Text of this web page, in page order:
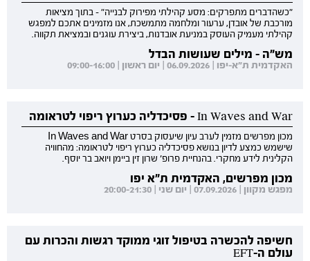
"כשהדברים מתפרקים: מסע קהילתי מפירוק לבנייה" - בתוך מציאות
מורכבת של אובדן, ערעור ומלחמה מתמשכת, אנו מזמינים אתכם למפגש
קהילתי מעמיק העוסק במניעת אובדנות, ביצירת עוגנים ובמציאת תקווה.
מש"ה - מילים שעושות הבדל
האקדמית ת"א-יפו | 06.09.2026 | יום ראשון | 09:00-16:00
In Waves and War - פסיכדליה כערוץ ריפוי לטראומה
מכון מפרשים מזמין לערב עיון שיעסוק בסרט In Waves and War
שישמש כמצע לדיון בנושא פסיכדליה כערוץ ריפוי לטראומה: מהחוויה
הקלינית לידע מחקרי. בהנחיית פרופ' שרון זין ביימן ויואב בר יוסף.
מכון מפרשים, האקדמית ת"א יפו
מפגש מקוון | 07.09.2026 | יום שני | 20:00-21:30
חשיפה להכשרה בטיפול זוגי ממוקד רגשות והכרות עם
עולם ה-EFT